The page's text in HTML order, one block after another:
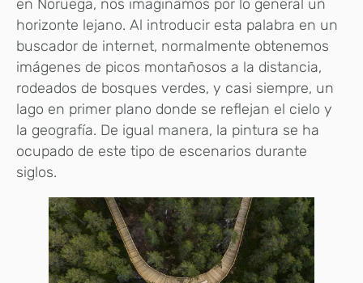
en Noruega, nos imaginamos por lo general un
horizonte lejano. Al introducir esta palabra en un
buscador de internet, normalmente obtenemos
imágenes de picos montañosos a la distancia,
rodeados de bosques verdes, y casi siempre, un
lago en primer plano donde se reflejan el cielo y
la geografía. De igual manera, la pintura se ha
ocupado de este tipo de escenarios durante
siglos.